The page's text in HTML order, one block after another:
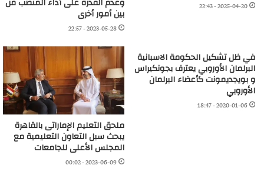
2025-04-20 - 22:43
بين أمور أخرى
2023-05-28 - 22:57
في ظل تشكيل الحكومة الاسبانية
البرلمان الأوروبي يعترف بجونكيراس
و بويجديمونت كأعضاء البرلمان
الأوروبي
2020-01-06 - 18:47
ملحق التعليم الإماراتى بالقاهرة
يبحث سبل التعاون التعليمية مع
المجلس الأعلى للجامعات
2023-06-09 - 00:02